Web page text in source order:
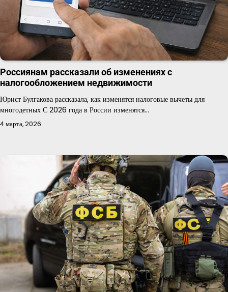
Россиянам рассказали об изменениях с
налогообложением недвижимости
Юрист Булгакова рассказала, как изменятся налоговые вычеты для
многодетных С 2026 года в России изменятся…
4 марта, 2026